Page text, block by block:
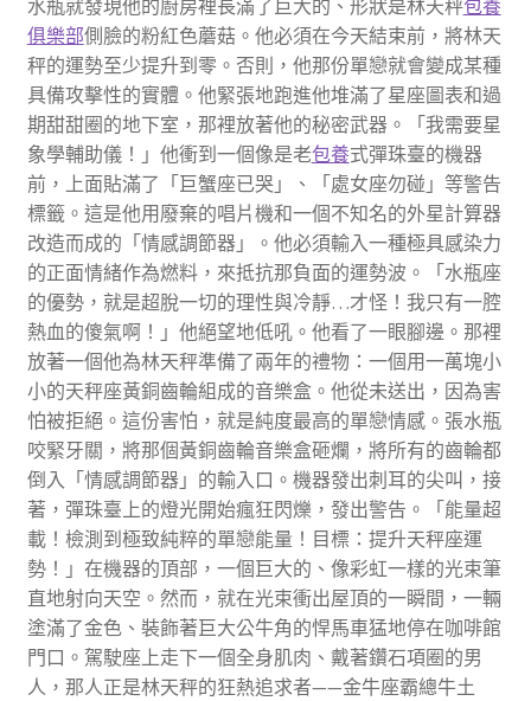
水瓶就發現他的廚房裡長滿了巨大的、形狀是林天秤包養
俱樂部側臉的粉紅色蘑菇。他必須在今天結束前，將林天
秤的運勢至少提升到零。否則，他那份單戀就會變成某種
具備攻擊性的實體。他緊張地跑進他堆滿了星座圖表和過
期甜甜圈的地下室，那裡放著他的秘密武器。「我需要星
象學輔助儀！」他衝到一個像是老包養式彈珠臺的機器
前，上面貼滿了「巨蟹座已哭」、「處女座勿碰」等警告
標籤。這是他用廢棄的唱片機和一個不知名的外星計算器
改造而成的「情感調節器」。他必須輸入一種極具感染力
的正面情緒作為燃料，來抵抗那負面的運勢波。「水瓶座
的優勢，就是超脫一切的理性與冷靜…才怪！我只有一腔
熱血的傻氣啊！」他絕望地低吼。他看了一眼腳邊。那裡
放著一個他為林天秤準備了兩年的禮物：一個用一萬塊小
小的天秤座黃銅齒輪組成的音樂盒。他從未送出，因為害
怕被拒絕。這份害怕，就是純度最高的單戀情感。張水瓶
咬緊牙關，將那個黃銅齒輪音樂盒砸爛，將所有的齒輪都
倒入「情感調節器」的輸入口。機器發出刺耳的尖叫，接
著，彈珠臺上的燈光開始瘋狂閃爍，發出警告。「能量超
載！檢測到極致純粹的單戀能量！目標：提升天秤座運
勢！」在機器的頂部，一個巨大的、像彩虹一樣的光束筆
直地射向天空。然而，就在光束衝出屋頂的一瞬間，一輛
塗滿了金色、裝飾著巨大公牛角的悍馬車猛地停在咖啡館
門口。駕駛座上走下一個全身肌肉、戴著鑽石項圈的男
人，那人正是林天秤的狂熱追求者——金牛座霸總牛土